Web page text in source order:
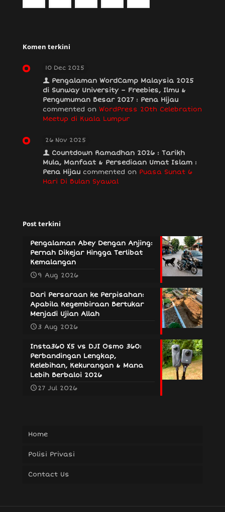
Komen terkini
10 Dec 2025
Pengalaman WordCamp Malaysia 2025
di Sunway University – Freebies, Ilmu &
Pengumuman Besar 2027 : Pena Hijau
commented on WordPress 20th Celebration
Meetup di Kuala Lumpur
26 Nov 2025
Countdown Ramadhan 2026 : Tarikh
Mula, Manfaat & Persediaan Umat Islam :
Pena Hijau commented on Puasa Sunat 6
Hari Di Bulan Syawal
Post terkini
Pengalaman Abey Dengan Anjing:
Pernah Dikejar Hingga Terlibat
Kemalangan
9 Aug 2026
Dari Persaraan ke Perpisahan:
Apabila Kegembiraan Bertukar
Menjadi Ujian Allah
3 Aug 2026
Insta360 X5 vs DJI Osmo 360:
Perbandingan Lengkap,
Kelebihan, Kekurangan & Mana
Lebih Berbaloi 2026
27 Jul 2026
Home
Polisi Privasi
Contact Us